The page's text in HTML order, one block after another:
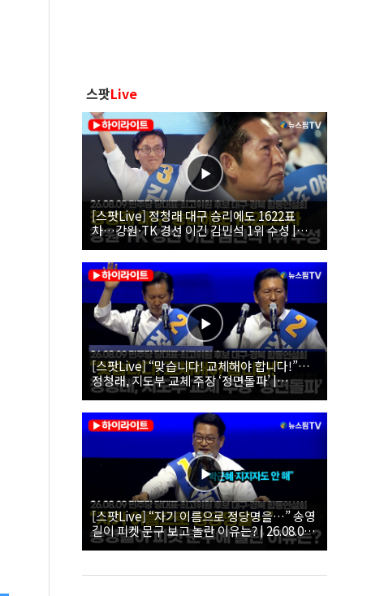
스팟Live
[스팟Live] 정청래 대구 승리에도 1622표
차…강원·TK 경선 이긴 김민석 1위 수성 |
26.08.09 더불어민주당 당대표·최고위원 후
보 대구·경북 합동연설회
[스팟Live] “맞습니다! 교체해야 합니다!”…
정청래, 지도부 교체 주장 ‘정면돌파’ |
26.08.09 더불어민주당 당대표·최고위원 후
보 대구·경북 합동연설회
[스팟Live] “자기 이름으로 정당명을…” 송영
길이 피켓 문구 보고 놀란 이유는? | 26.08.09
더불어민주당 당대표·최고위원 후보 대구·경